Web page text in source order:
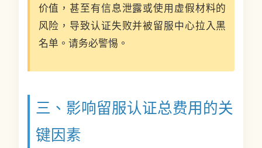
价值，甚至有信息泄露或使用虚假材料的
风险，导致认证失败并被留服中心拉入黑
名单。请务必警惕。
三、影响留服认证总费用的关
键因素